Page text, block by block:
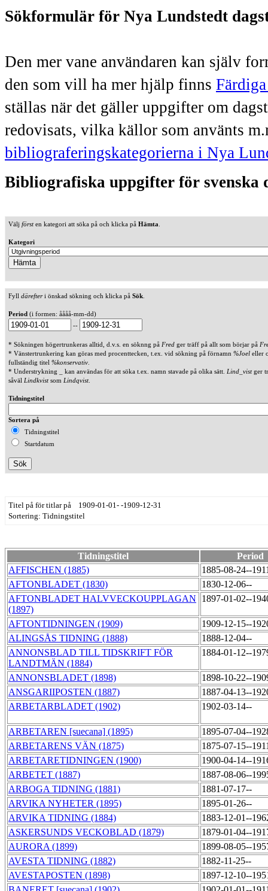
Sökformulär för Nya Lundstedt
Den mer vane användaren kan själv
den som vill ha mer hjälp finns
ställas när det gäller uppgifter om
redovisats, vilka källor som använts
bibliograferingskategorierna i Nya
Bibliografiska uppgifter för svenska
Välj försten kategori att söka på och klicka på Hämta
Kategori
Fyll därefteri önskad sökning och klicka på Sök
Period (i formen: åååå-mm-dd)
--
* Sökningen högertrunkeras alltid, d.v.s. en söknng på Fred ger träff på allt som börjar på
* Vänstertrunkering kan göras med procenttecken, t.ex. vid sökning på förnamn %Joel eller
fullständig titel %konservativ
* Understrykning _ kan användas för att söka t.ex. namn stavade på olika sätt. Lind_vistger
såväl Lindkvistsom Lindqvist.
Tidningstitel
Sortera på
Tidningstitel
Startdatum
Titel på för titlar på 1909-01-01- -1909-12-31
Sortering: Tidningstitel
Tidningstitel
Period
AFFISCHEN (1885)
1885-08-24--
AFTONBLADET (1830)
1830-12-06--
AFTONBLADET HALVVECKOUPPLAGAN
(1897)
1897-01-02--
AFTONTIDNINGEN (1909)
1909-12-15--
ALINGSÅS TIDNING (1888)
1888-12-04--
ANNONSBLAD TILL TIDSKRIFT FÖR
LANDTMÄN (1884)
1884-01-12--
ANNONSBLADET (1898)
1898-10-22--
ANSGARIIPOSTEN (1887)
1887-04-13--
ARBETARBLADET (1902)
1902-03-14--
ARBETAREN [suecana] (1895)
1895-07-04--
ARBETARENS VÄN (1875)
1875-07-15--
ARBETARETIDNINGEN (1900)
1900-04-14--
ARBETET (1887)
1887-08-06--
ARBOGA TIDNING (1881)
1881-07-17--
ARVIKA NYHETER (1895)
1895-01-26--
ARVIKA TIDNING (1884)
1883-12-01--
ASKERSUNDS VECKOBLAD (1879)
1879-01-04--
AURORA (1899)
1899-08-05--
AVESTA TIDNING (1882)
1882-11-25--
AVESTAPOSTEN (1898)
1897-12-10--